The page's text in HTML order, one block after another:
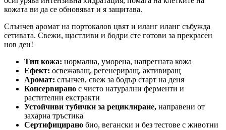
кожата ви да се обновяват и я защитава.
Слънчев аромат на портокалов цвят и иланг иланг събужда
сетивата. Свежи, щастливи и бодри сте готови за прекрасен
нов ден!
Тип кожа: нормална, уморена, напрегната кожа
Ефект: освежаващ, регенериращ, активиращ
Аромат: слънчев, свеж за бодър старт на деня
Консервирано с чисто натурални ферменти и
растителни екстракти
Устойчиви тубички за рециклиране, направени от
захарна тръстика
Сертифицирано био, вегански и без тестове с животни